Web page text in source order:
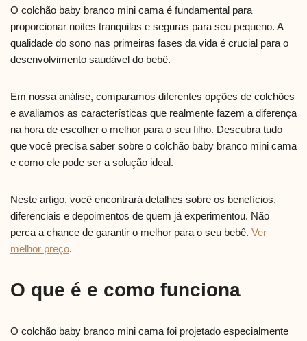
O colchão baby branco mini cama é fundamental para
proporcionar noites tranquilas e seguras para seu pequeno. A
qualidade do sono nas primeiras fases da vida é crucial para o
desenvolvimento saudável do bebê.
Em nossa análise, comparamos diferentes opções de colchões
e avaliamos as características que realmente fazem a diferença
na hora de escolher o melhor para o seu filho. Descubra tudo
que você precisa saber sobre o colchão baby branco mini cama
e como ele pode ser a solução ideal.
Neste artigo, você encontrará detalhes sobre os benefícios,
diferenciais e depoimentos de quem já experimentou. Não
perca a chance de garantir o melhor para o seu bebê. Ver
melhor preço.
O que é e como funciona
O colchão baby branco mini cama foi projetado especialmente